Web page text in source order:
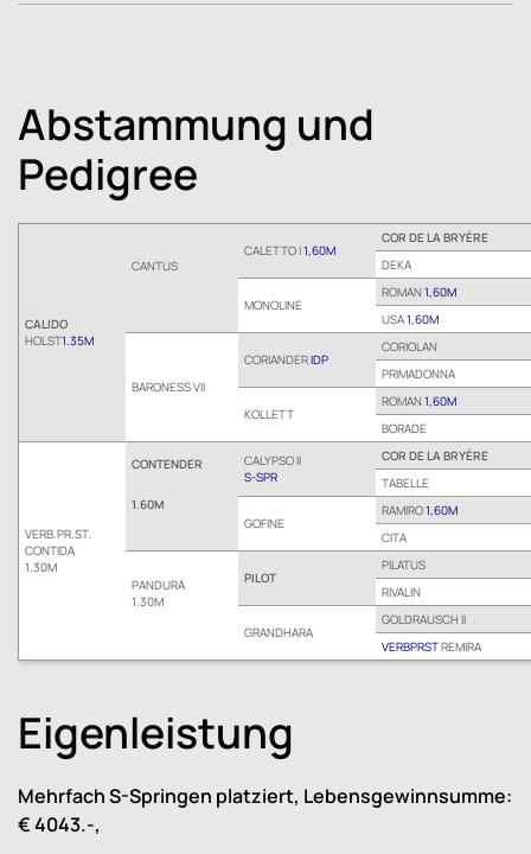
Abstammung und
Pedigree
CALIDO
HOLST1.35M
CANTUS
CALETTO I1,60M
COR DE LA BRYÈRE
DEKA
MONOLINE
ROMAN 1,60M
USA1,60M
BARONESS VII
CORIANDERIDP
CORIOLAN
PRIMADONNA
KOLLETT
ROMAN 1,60M
BORADE
VERB.PR.ST.
CONTIDA
1.30M
CONTENDER
1.60M
CALYPSO II
S-SPR
COR DE LA BRYÈRE
TABELLE
GOFINE
RAMIRO1,60M
CITA
PANDURA
1.30M
PILOT
PILATUS
RIVALIN
GRANDHARA
GOLDRAUSCH II
VERBPRSTREMIRA
Eigenleistung
Mehrfach S-Springen platziert, Lebensgewinnsumme:
€ 4043.-,